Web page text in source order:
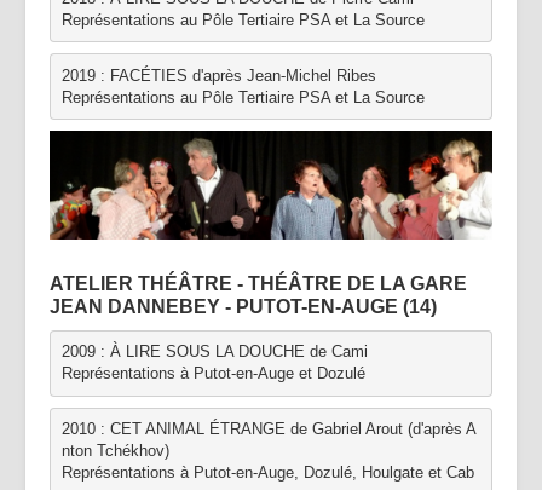
Représentations au Pôle Tertiaire PSA et La Source
2019 : FACÉTIES d'après Jean-Michel Ribes
Représentations au Pôle Tertiaire PSA et La Source
ATELIER THÉÂTRE - THÉÂTRE DE LA GARE
JEAN DANNEBEY - PUTOT-EN-AUGE (14)
2009 : À LIRE SOUS LA DOUCHE de Cami
Représentations à Putot-en-Auge et Dozulé
2010 : CET ANIMAL ÉTRANGE de Gabriel Arout (d'après A
nton Tchékhov)
Représentations à Putot-en-Auge, Dozulé, Houlgate et Cab